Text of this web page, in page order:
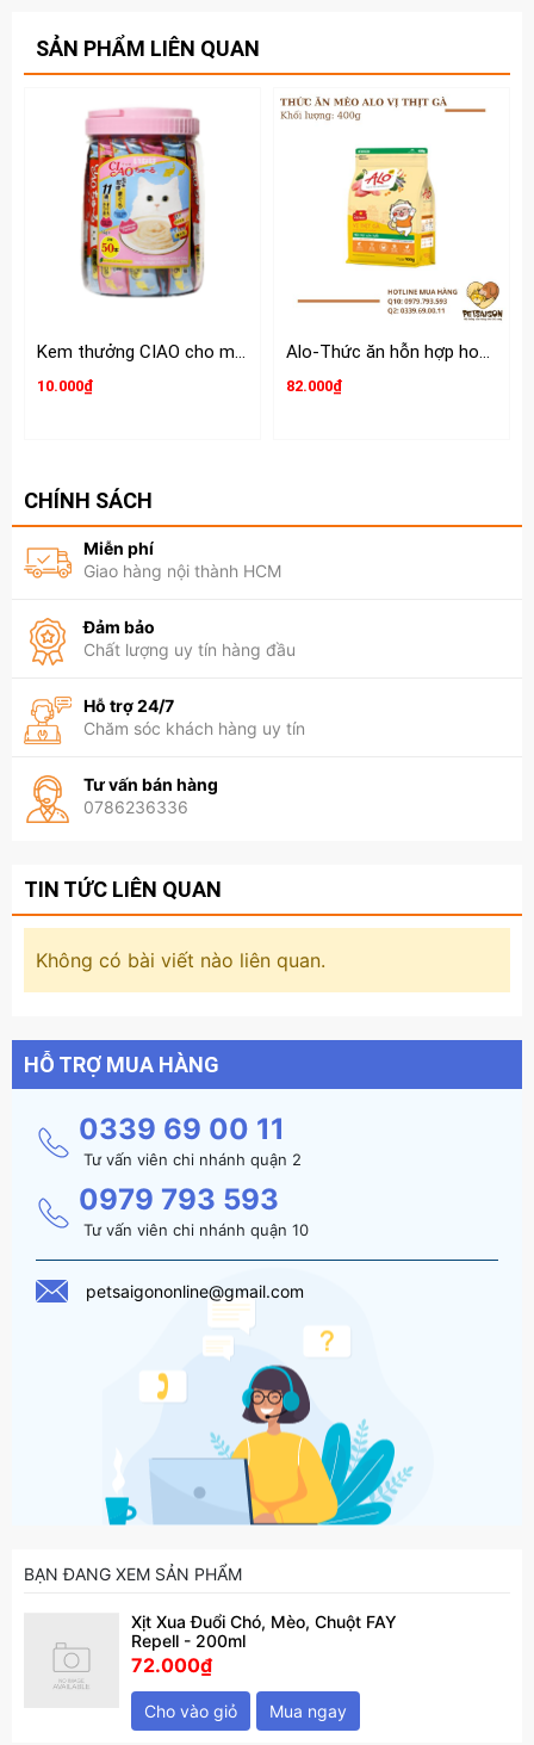
+ Xịt ít nhất 1 lần/ngày trong 10 ngày đầu, sau đó xịt 1 lần/2
Xem thêm các loại Nhà Vệ Sinh - Khay Vệ Sinh khác
https://www.petsaigon.vn/nha-khay-ve-sinh
Xem thêm các loại Dụng Cụ Vệ Sinh khác cho thú cưng:
https://www.petsaigon.vn/dung-cu-ve-sinh
SẢN PHẨM LIÊN QUAN
Kem thưởng CIAO cho mèo hộp 50 tuýp
10.000₫
Alo-Thức ăn hỗn hợp hoàn chỉnh và cân bằng dinh dưỡng cho Mèo
82.000₫
CHÍNH SÁCH
Miễn phí
Giao hàng nội thành HCM
Đảm bảo
Chất lượng uy tín hàng đầu
Hỗ trợ 24/7
Chăm sóc khách hàng uy tín
Tư vấn bán hàng
0786236336
TIN TỨC LIÊN QUAN
Không có bài viết nào liên quan.
HỖ TRỢ MUA HÀNG
0339 69 00 11
Tư vấn viên chi nhánh quận 2
0979 793 593
Tư vấn viên chi nhánh quận 10
petsaigononline@gmail.com
BẠN ĐANG XEM SẢN PHẨM
Xịt Xua Đuổi Chó, Mèo, Chuột FAY
Repell - 200ml
72.000₫
Cho vào giỏ Mua ngay